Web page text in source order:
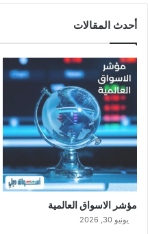
أحدث المقالات
مؤشر الاسواق العالمية
يونيو 30, 2026